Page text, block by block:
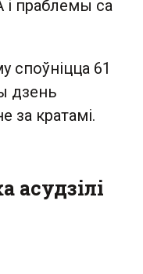
праблемы са
споўніцца 61
дзень
за кратамі.
асудзілі